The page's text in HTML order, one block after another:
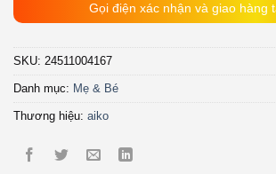
Gọi điện xác nhận và giao hàng
SKU: 24511004167
Danh mục: Mẹ & Bé
Thương hiệu: aiko